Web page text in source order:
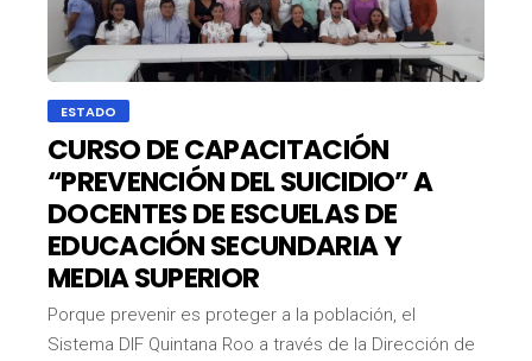
ESTADO
CURSO DE CAPACITACIÓN
“PREVENCIÓN DEL SUICIDIO” A
DOCENTES DE ESCUELAS DE
EDUCACIÓN SECUNDARIA Y
MEDIA SUPERIOR
Porque prevenir es proteger a la población, el
Sistema DIF Quintana Roo a través de la Dirección de